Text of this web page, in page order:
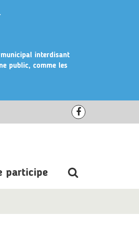
interdisant
public, comme les
Lien
Facebook
participe